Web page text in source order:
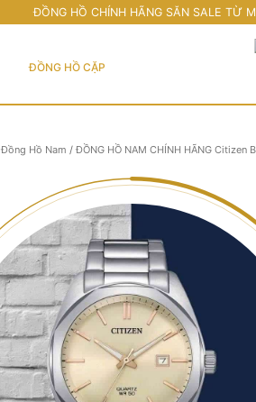
ĐỒNG HỒ CHÍNH HÃNG SĂN SALE TỪ
ĐỒNG HỒ CẶP
Đồng Hồ Nam / ĐỒNG HỒ NAM CHÍNH HÃNG Citizen